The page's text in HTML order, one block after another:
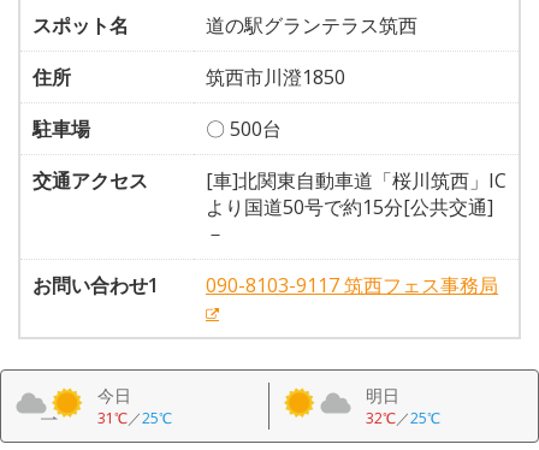
スポット名
道の駅グランテラス筑西
住所
筑西市川澄1850
駐車場
〇 500台
交通アクセス
[車]北関東自動車道「桜川筑西」IC
より国道50号で約15分[公共交通]
－
お問い合わせ1
090-8103-9117 筑西フェス事務局
今日
31℃／25℃
明日
32℃／25℃